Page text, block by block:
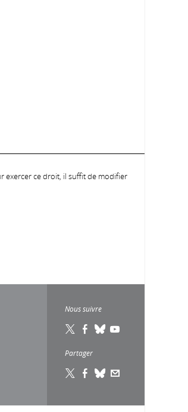
exercer ce droit, il suffit de modifier
Nous suivre
Partager